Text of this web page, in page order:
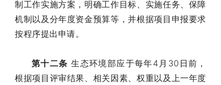
制工作实施方案，明确工作目标、实施任务、保障
机制以及分年度资金预算等，并根据项目申报要求
按程序提出申请。
第十二条 生态环境部应于每年4月30日前，
根据项目评审结果、相关因素、权重以及上一年度